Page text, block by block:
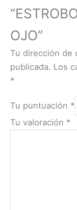
OJO”
Tu dirección de
publicada. Los
*
Tu puntuación *
Tu valoración *